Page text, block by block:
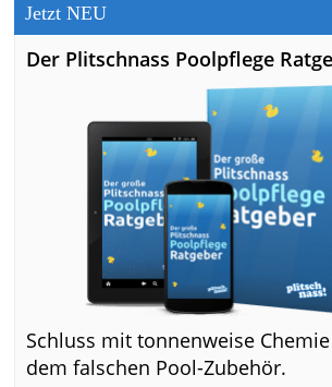
Jetzt NEU
Der Plitschnass Poolpflege
Schluss mit tonnenweise
dem falschen Pool-Zubehör.